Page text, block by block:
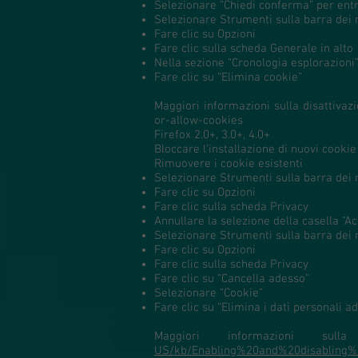
Selezionare “Chiedi conferma” per
Selezionare Strumenti sulla barra dei
Fare clic su Opzioni
Fare clic sulla scheda Generale in alto
Nella sezione “Cronologia
Fare clic su “Elimina cookie”
Maggiori informazioni sulla
or-allow-cookies
Firefox 2.0+, 3.0+, 4.0+
Bloccare l’installazione di nuovi cookie
Rimuovere i cookie esistenti
Selezionare Strumenti sulla barra dei
Fare clic su Opzioni
Fare clic sulla scheda Privacy
Annullare la selezione della casella
Selezionare Strumenti sulla barra dei
Fare clic su Opzioni
Fare clic sulla scheda Privacy
Fare clic su “Cancella adesso”
Selezionare “Cookie”
Fare clic su “Elimina i dati personali
Maggiori informazioni
US/kb/